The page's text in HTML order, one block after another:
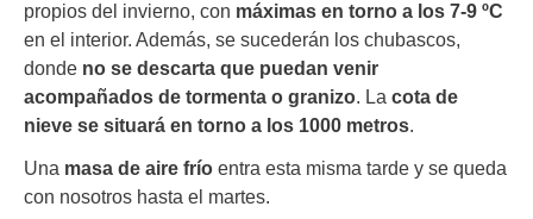
propios del invierno, con máximas en torno a los 7-9 ºC
en el interior. Además, se sucederán los chubascos,
donde no se descarta que puedan venir
acompañados de tormenta o granizo. La cota de
nieve se situará en torno a los 1000 metros.
Una masa de aire frío entra esta misma tarde y se queda
con nosotros hasta el martes.